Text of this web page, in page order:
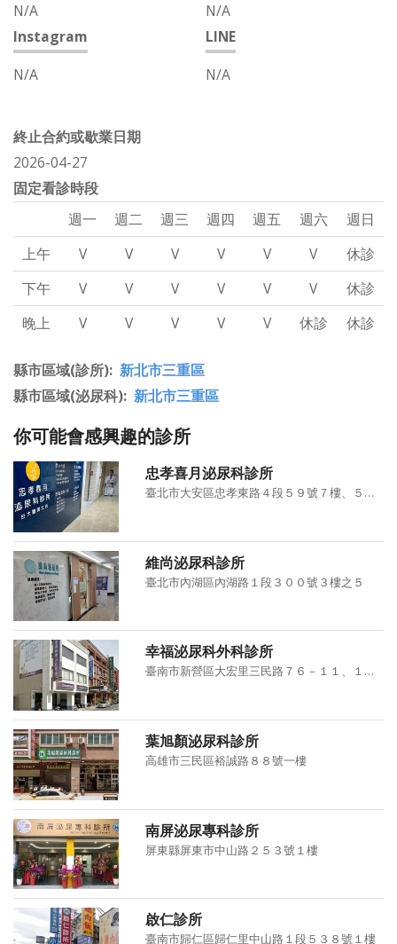
N/A
N/A
Instagram
N/A
LINE
N/A
終止合約或歇業日期
2026-04-27
固定看診時段
週一
週二 週三 週四 週五 週六
週日
上午
V V V V V V
休診
下午
V V V V V V
休診
晚上
V V V V V 休診 休診
縣市區域(診所) 新北市三重區
縣市區域(泌尿科) 新北市三重區
你可能會感興趣的診所
忠孝喜月泌尿科診所
臺北市大安區忠孝東路４段５９號７樓、５９號７樓之１
維尚泌尿科診所
臺北市內湖區內湖路１段３００號３樓之５
幸福泌尿科外科診所
臺南市新營區大宏里三民路７６－１１、１２號１－２樓
葉旭顏泌尿科診所
高雄市三民區裕誠路８８號一樓
南屏泌尿專科診所
屏東縣屏東市中山路２５３號１樓
啟仁診所
臺南市歸仁區歸仁里中山路１段５３８號１樓